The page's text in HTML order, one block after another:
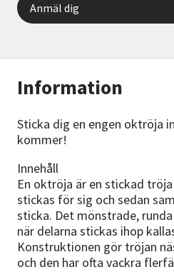
Information
Sticka dig en engen oktröja
kommer!
Innehåll
En oktröja är en stickad
stickas för sig och sedan
sticka. Det mönstrade,
när delarna stickas ihop
Konstruktionen gör tröjan
och den har ofta vackra
Anmäl dig